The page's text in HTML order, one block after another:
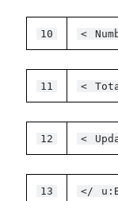
10 <
11 <
12 <
13 </